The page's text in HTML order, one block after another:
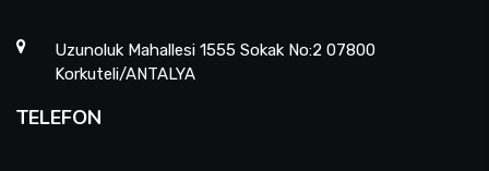
Uzunoluk Mahallesi 1555 Sokak No:2 07800
Korkuteli/ANTALYA
TELEFON